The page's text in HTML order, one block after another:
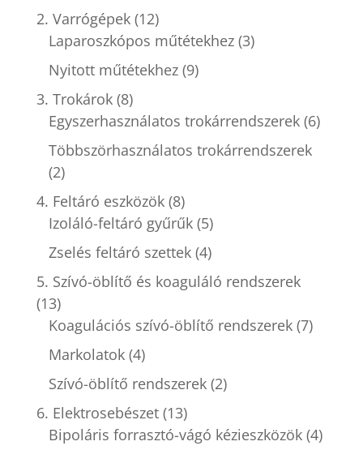
2. Varrógépek (12)
Laparoszkópos műtétekhez (3)
Nyitott műtétekhez (9)
3. Trokárok (8)
Egyszerhasználatos trokárrendszerek (6)
Többszörhasználatos trokárrendszerek
(2)
4. Feltáró eszközök (8)
Izoláló-feltáró gyűrűk (5)
Zselés feltáró szettek (4)
5. Szívó-öblítő és koaguláló rendszerek
(13)
Koagulációs szívó-öblítő rendszerek (7)
Markolatok (4)
Szívó-öblítő rendszerek (2)
6. Elektrosebészet (13)
Bipoláris forrasztó-vágó kézieszközök (4)